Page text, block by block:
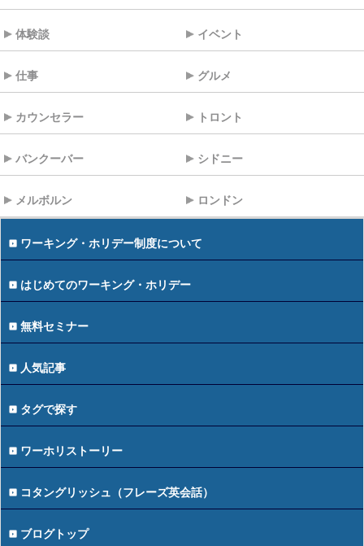
体験談 イベント
仕事 グルメ
カウンセラー トロント
バンクーバー シドニー
メルボルン ロンドン
ワーキング・ホリデー制度について
はじめてのワーキング・ホリデー
無料セミナー
人気記事
タグで探す
ワーホリストーリー
コタングリッシュ（フレーズ英会話）
ブログトップ